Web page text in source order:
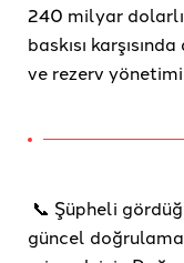
240 milyar
baskısı
ve rezerv
📞 Şüpheli
güncel